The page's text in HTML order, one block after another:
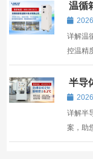
温循
适合
详解温
控温精
半导
恒温
详解半
案，助